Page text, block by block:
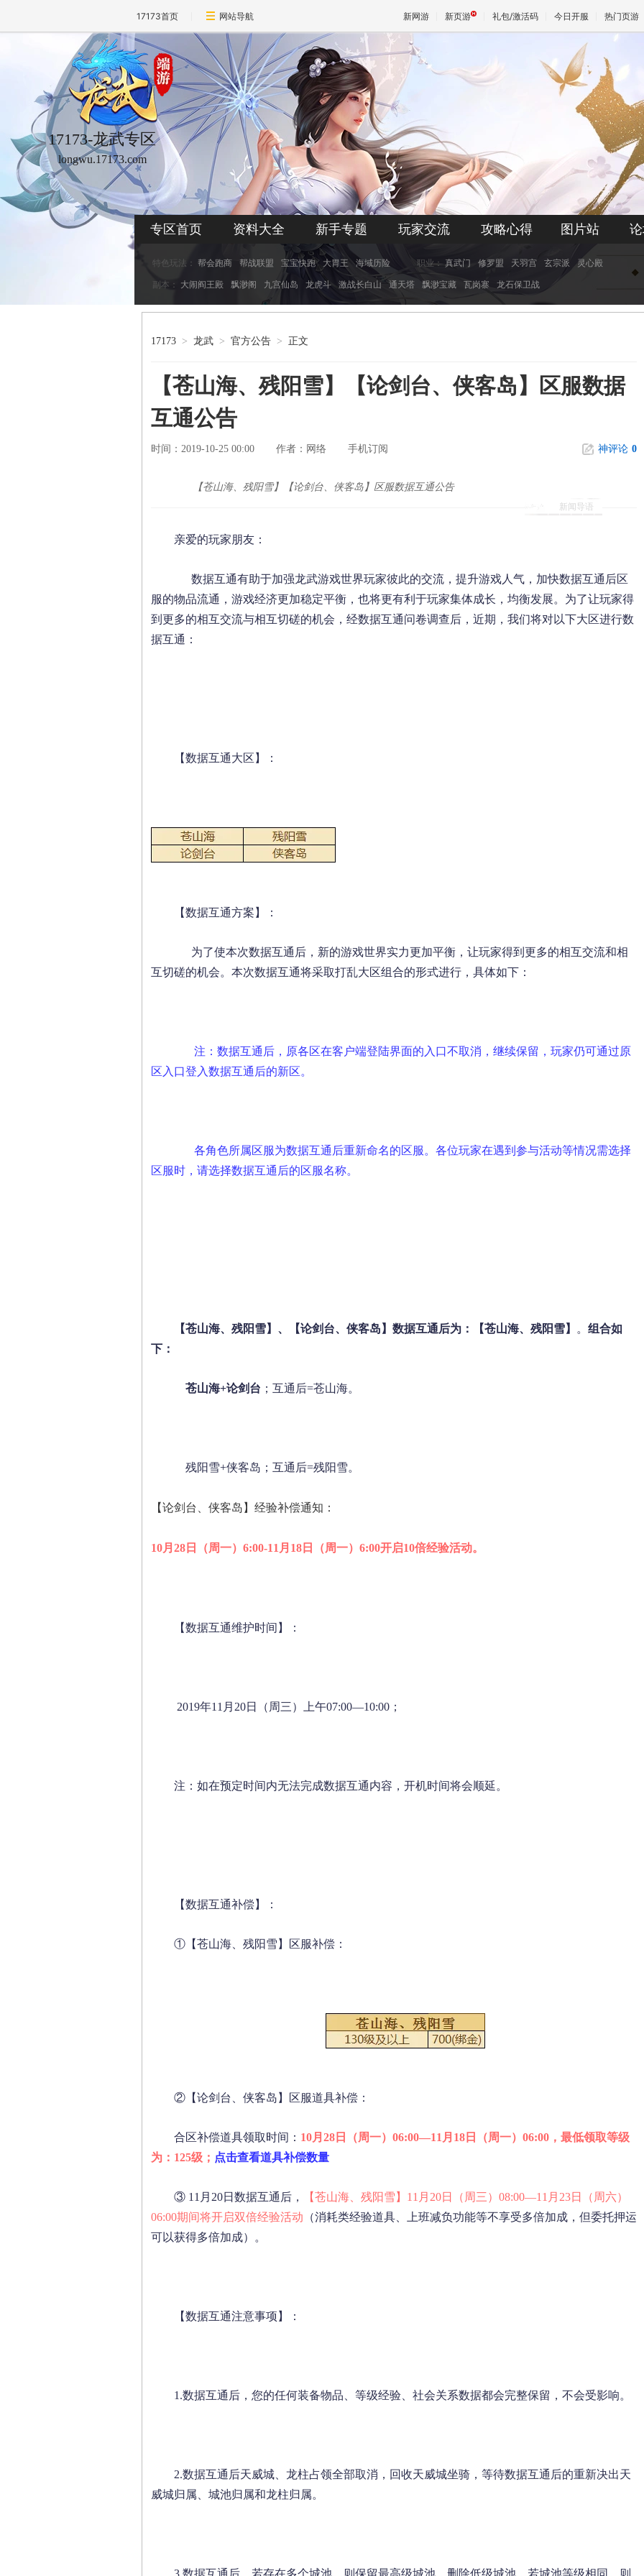
17173首页 网站导航 新网游 新页游 礼包/激活码 今日开服 热门页游
天堂
王权与
17173-龙武专区
longwu.17173.com
专区首页 资料大全 新手专题 玩家交流 攻略心得 图片站
特色玩法： 帮会跑商 帮战联盟 宝宝快跑 大胃王 海域历险 职业： 真武门 修罗盟 天羽宫 玄宗派 灵心殿
副本： 大闹阎王殿 飘渺阁 九宫仙岛 龙虎斗 激战长白山 通天塔 飘渺宝藏 瓦岗寨 龙石保卫战
17173 > 龙武 > 官方公告 > 正文
【苍山海、残阳雪】【论剑台、侠客岛】区服数据
互通公告
时间：2019-10-25 00:00 作者： 网络 手机订阅 神评论 0
新闻导语
【苍山海、残阳雪】【论剑台、侠客岛】区服数据互通公告
亲爱的玩家朋友：
数据互通有助于加强龙武游戏世界玩家彼此的交流，提升游戏人气，加快数据互通后区
服的物品流通，游戏经济更加稳定平衡，也将更有利于玩家集体成长，均衡发展。为了让玩家得
到更多的相互交流与相互切磋的机会，经数据互通问卷调查后，近期，我们将对以下大区进行数
据互通：
【数据互通大区】：
【数据互通方案】：
为了使本次数据互通后，新的游戏世界实力更加平衡，让玩家得到更多的相互交流和相
互切磋的机会。本次数据互通将采取打乱大区组合的形式进行，具体如下：
注：数据互通后，原各区在客户端登陆界面的入口不取消，继续保留，玩家仍可通过原
区入口登入数据互通后的新区。
各角色所属区服为数据互通后重新命名的区服。各位玩家在遇到参与活动等情况需选择
区服时，请选择数据互通后的区服名称。
【苍山海、残阳雪】、【论剑台、侠客岛】 数据互通后为：【苍山海、残阳雪】 。 组合如
下：
苍山海+论剑台 ；互通后=苍山海。
残阳雪+侠客岛；互通后=残阳雪。
【论剑台、侠客岛】经验补偿通知：
10月28日（周一）6:00-11月18日（周一）6:00开启10倍经验活动。
【数据互通维护时间】：
2019年11月20日（周三）上午07:00—10:00；
注：如在预定时间内无法完成数据互通内容，开机时间将会顺延。
【数据互通补偿】：
①【苍山海、残阳雪】区服补偿：
②【论剑台、侠客岛】区服道具补偿：
合区补偿道具领取时间： 10月28日（周一）06:00—11月18日（周一）06:00，最低领取等级
为：125级； 点击查看道具补偿数量
③ 11月20日数据互通后， 【苍山海、残阳雪 】11 月20日（周三）08:00—11月23日（周六）
06:00期间将开启双倍经验活动 （消耗类经验道具、上班减负功能等不享受多倍加成，但委托押运
可以获得多倍加成）。
【数据互通注意事项】：
1.数据互通后，您的任何装备物品、等级经验、社会关系数据都会完整保留，不会受影响。
2.数据互通后天威城、龙柱占领全部取消，回收天威城坐骑，等待数据互通后的重新决出天
威城归属、城池归属和龙柱归属。
3.数据互通后，若存在多个城池，则保留最高级城池，删除低级城池。若城池等级相同，则